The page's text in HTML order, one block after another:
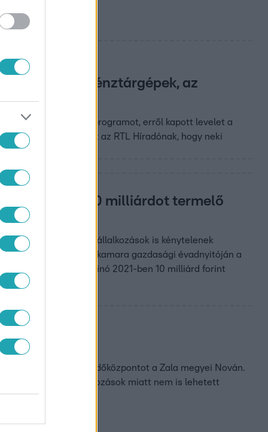
az új pénztárgépek, az
előírt adatküldő programot, erről kapott levelet a
pedig arról beszélt az RTL Híradónak, hogy neki
az évi 30 milliárdot termelő
ha már a legkisebb vállalkozások is kénytelenek
a kereskedelmi kamara gazdasági évadnyitóján a
Az öt budapesti kaszinó 2021-ben 10 milliárd forint
zárva tartó szabadidőközpontot a Zala megyei Nován.
mert a korlátozások miatt nem is lehetett